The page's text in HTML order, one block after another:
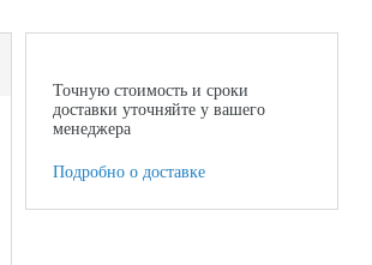
Точную стоимость и сроки
доставки уточняйте у вашего
менеджера
Подробно о доставке